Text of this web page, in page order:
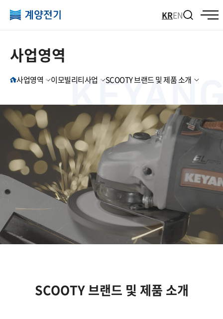
KREN
사업영역
사업영역 이모빌리티사업 SCOOTY 브랜드 및 제품 소개
SCOOTY 브랜드 및 제품 소개